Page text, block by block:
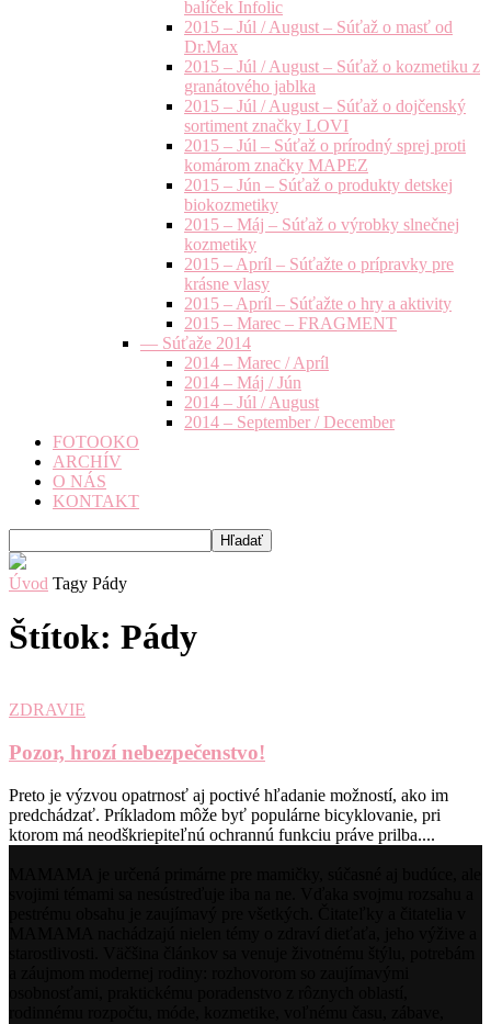
balíček Infolic
2015 – Júl / August – Súťaž o masť od
Dr.Max
2015 – Júl / August – Súťaž o kozmetiku z
granátového jablka
2015 – Júl / August – Súťaž o dojčenský
sortiment značky LOVI
2015 – Júl – Súťaž o prírodný sprej proti
komárom značky MAPEZ
2015 – Jún – Súťaž o produkty detskej
biokozmetiky
2015 – Máj – Súťaž o výrobky slnečnej
kozmetiky
2015 – Apríl – Súťažte o prípravky pre
krásne vlasy
2015 – Apríl – Súťažte o hry a aktivity
2015 – Marec – FRAGMENT
— Súťaže 2014
2014 – Marec / Apríl
2014 – Máj / Jún
2014 – Júl / August
2014 – September / December
FOTOOKO
ARCHÍV
O NÁS
KONTAKT
Úvod Tagy Pády
Štítok: Pády
ZDRAVIE
Pozor, hrozí nebezpečenstvo!
Preto je výzvou opatrnosť aj poctivé hľadanie možností, ako im
predchádzať. Príkladom môže byť populárne bicyklovanie, pri
ktorom má neodškriepiteľnú ochrannú funkciu práve prilba....